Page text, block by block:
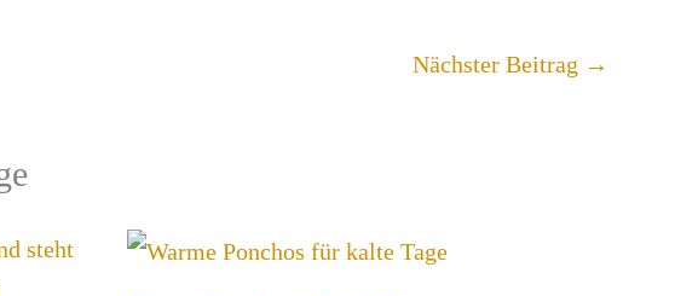
Nächster Beitrag →